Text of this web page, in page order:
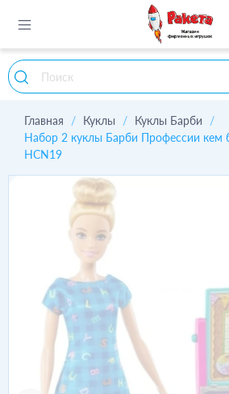
Главная Куклы
Куклы Барби
Набор 2 куклы Барби Профессии кем
HCN19